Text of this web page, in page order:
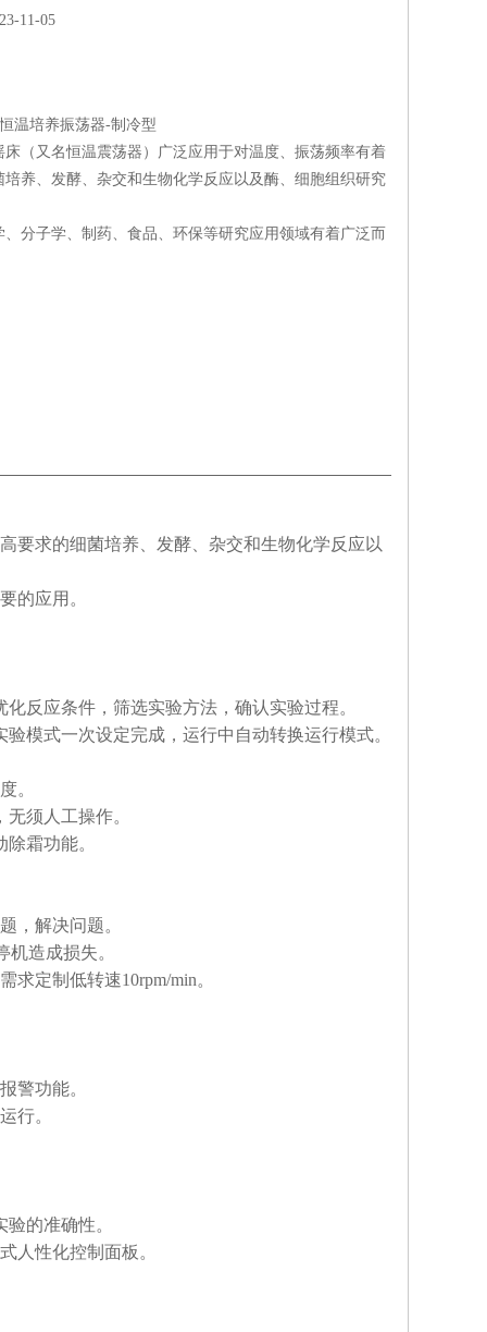
11-05
温培养振荡器-制冷型
床（又名恒温震荡器）广泛应用于对温度、振荡频率有着
培养、发酵、杂交和生物化学反应以及酶、细胞组织研究
、分子学、制药、食品、环保等研究应用领域有着广泛而
要求的细菌培养、发酵、杂交和生物化学反应以
的应用。
反应条件，筛选实验方法，确认实验过程。
模式一次设定完成，运行中自动转换运行模式。
。
须人工操作。
霜功能。
，解决问题。
造成损失。
定制低转速10rpm/min。
警功能。
行。
的准确性。
人性化控制面板。